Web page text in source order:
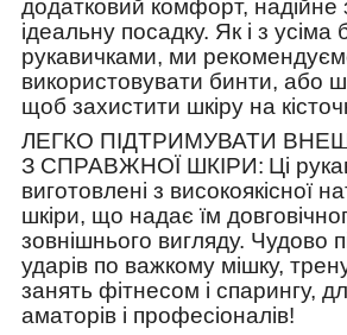
додатковий комфорт, надійне
ідеальну посадку. Як і з усіма
рукавичками, ми
використовувати бинти, або
щоб захистити шкіру на
ЛЕГКО ПІДТРИМУВАТИ
З СПРАВЖНОЇ ШКІРИ: Ці
виготовлені з високоякісної
шкіри, що надає їм
зовнішнього вигляду. Чудово
ударів по важкому мішку,
занять фітнесом і спарингу,
аматорів і професіоналів!